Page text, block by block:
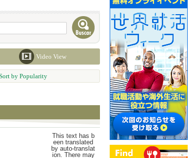
Video View
by Popularity